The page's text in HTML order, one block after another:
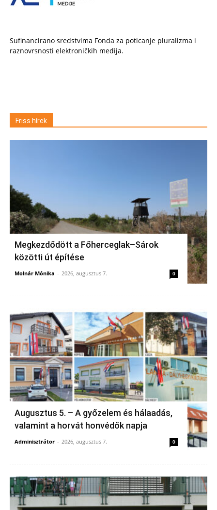
Sufinancirano sredstvima Fonda za poticanje pluralizma i
raznovrsnosti elektroničkih medija.
Friss hírek
Megkezdődött a Főherceglak–Sárok
közötti út építése
Molnár Mónika - 2026, augusztus 7. 0
Augusztus 5. – A győzelem és hálaadás,
valamint a horvát honvédők napja
Adminisztrátor - 2026, augusztus 7. 0